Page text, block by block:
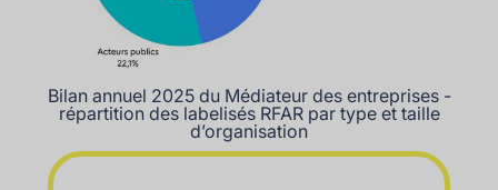
Bilan annuel 2025 du Médiateur des entreprises -
répartition des labelisés RFAR par type et taille
d’organisation